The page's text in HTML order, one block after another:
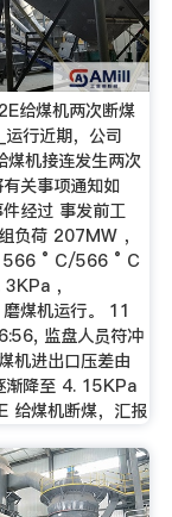
给煤机两次断煤
运行近期，公司
机接连发生两次
关事项通知如
经过 事发前工
负荷 207MW ，
566 ° C/566 ° C
，
煤机运行。 11
监盘人员符冲
机进出口压差由
渐降至 4. 15KPa
给煤机断煤，汇报